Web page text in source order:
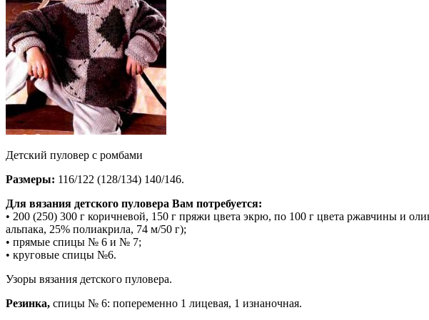
Детский пуловер с ромбами
Размеры: 116/122 (128/134) 140/146.
Для вязания детского пуловера Вам потребуется:
• 200 (250) 300 г коричневой, 150 г пряжи цвета экрю, по 100 г цвета ржавчины и
альпака, 25% полиакрила, 74 м/50 г);
• прямые спицы № 6 и № 7;
• круговые спицы №6.
Узоры вязания детского пуловера.
Резинка, спицы № 6: попеременно 1 лицевая, 1 изнаночная.